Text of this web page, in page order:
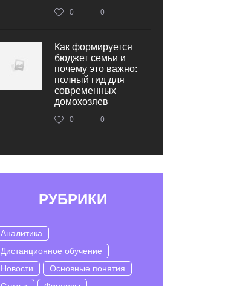
0 0
Как формируется
бюджет семьи и
почему это важно:
полный гид для
современных
домохозяев
0 0
РУБРИКИ
Аналитика
Дистанционное обучение
Новости
Основные понятия